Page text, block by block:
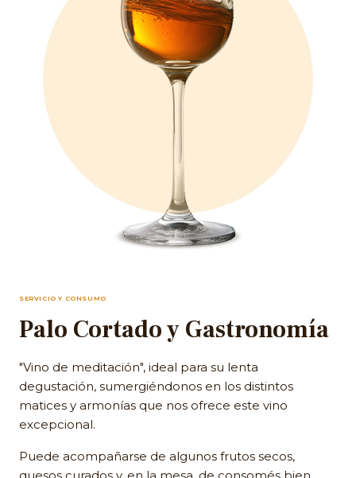
SERVICIO Y CONSUMO
Palo Cortado y Gastronomía
"Vino de meditación", ideal para su lenta
degustación, sumergiéndonos en los distintos
matices y armonías que nos ofrece este vino
excepcional.
Puede acompañarse de algunos frutos secos,
quesos curados y, en la mesa, de consomés bien